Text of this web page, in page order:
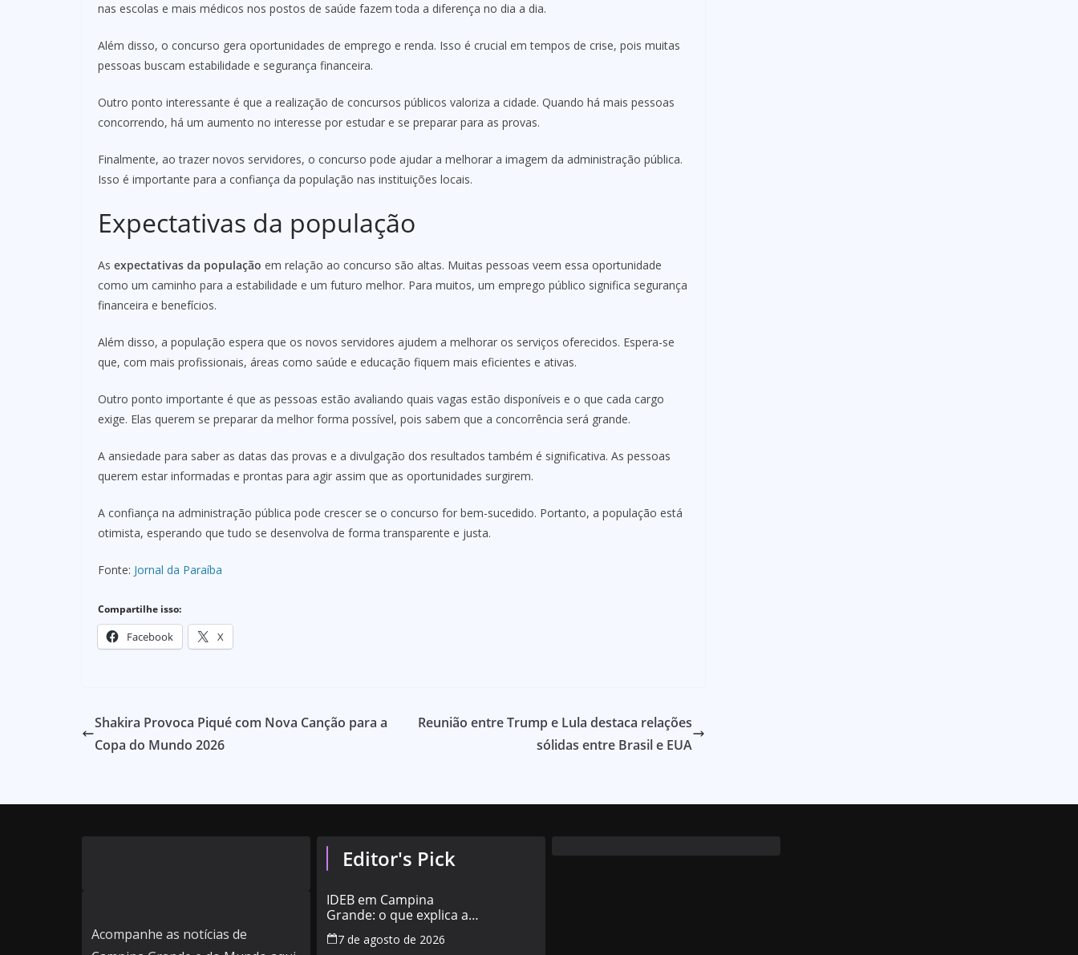
nas escolas e mais médicos nos postos de saúde fazem toda a diferença no dia a dia.
Além disso, o concurso gera oportunidades de emprego e renda. Isso é crucial em tempos de crise, pois muitas
pessoas buscam estabilidade e segurança financeira.
Outro ponto interessante é que a realização de concursos públicos valoriza a cidade. Quando há mais pessoas
concorrendo, há um aumento no interesse por estudar e se preparar para as provas.
Finalmente, ao trazer novos servidores, o concurso pode ajudar a melhorar a imagem da administração pública.
Isso é importante para a confiança da população nas instituições locais.
Expectativas da população
As expectativas da população em relação ao concurso são altas. Muitas pessoas veem essa oportunidade
como um caminho para a estabilidade e um futuro melhor. Para muitos, um emprego público significa segurança
financeira e benefícios.
Além disso, a população espera que os novos servidores ajudem a melhorar os serviços oferecidos. Espera-se
que, com mais profissionais, áreas como saúde e educação fiquem mais eficientes e ativas.
Outro ponto importante é que as pessoas estão avaliando quais vagas estão disponíveis e o que cada cargo
exige. Elas querem se preparar da melhor forma possível, pois sabem que a concorrência será grande.
A ansiedade para saber as datas das provas e a divulgação dos resultados também é significativa. As pessoas
querem estar informadas e prontas para agir assim que as oportunidades surgirem.
A confiança na administração pública pode crescer se o concurso for bem-sucedido. Portanto, a população está
otimista, esperando que tudo se desenvolva de forma transparente e justa.
Fonte: Jornal da Paraíba
Compartilhe isso:
Facebook X
Shakira Provoca Piqué com Nova Canção para a
Copa do Mundo 2026
Reunião entre Trump e Lula destaca relações
sólidas entre Brasil e EUA
Acompanhe as notícias de
Editor's Pick
IDEB em Campina
Grande: o que explica a
alta da educação
municipal em 2026
7 de agosto de 2026